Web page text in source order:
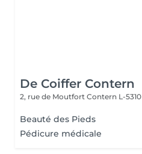
De Coiffer Contern
2, rue de Moutfort Contern L-5310
Beauté des Pieds
Pédicure médicale